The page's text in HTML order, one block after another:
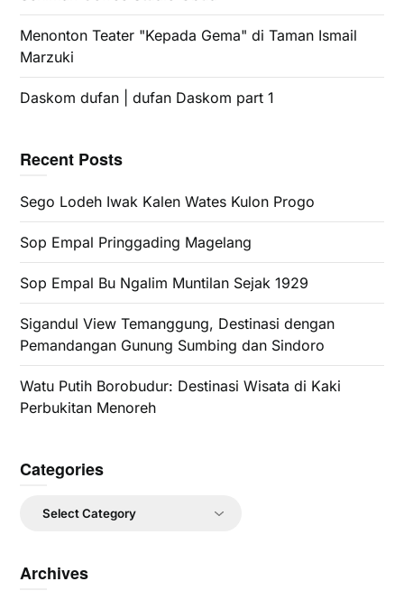
Menonton Teater "Kepada Gema" di Taman Ismail
Marzuki
Daskom dufan | dufan Daskom part 1
Recent Posts
Sego Lodeh Iwak Kalen Wates Kulon Progo
Sop Empal Pringgading Magelang
Sop Empal Bu Ngalim Muntilan Sejak 1929
Sigandul View Temanggung, Destinasi dengan
Pemandangan Gunung Sumbing dan Sindoro
Watu Putih Borobudur: Destinasi Wisata di Kaki
Perbukitan Menoreh
Categories
Categories
Archives